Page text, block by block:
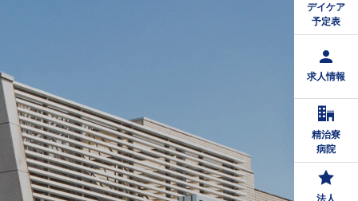
デイケア
予定表
求人情報
精治寮
病院
法人